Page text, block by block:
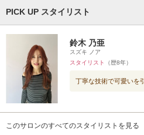
PICK UP スタイリスト
鈴木 乃亜
スズキ ノア
スタイリスト
（歴8年）
丁寧な技術で可愛いを
このサロンのすべてのスタイリストを見る